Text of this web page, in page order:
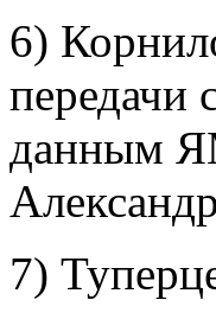
6)
передачи
данным
7)